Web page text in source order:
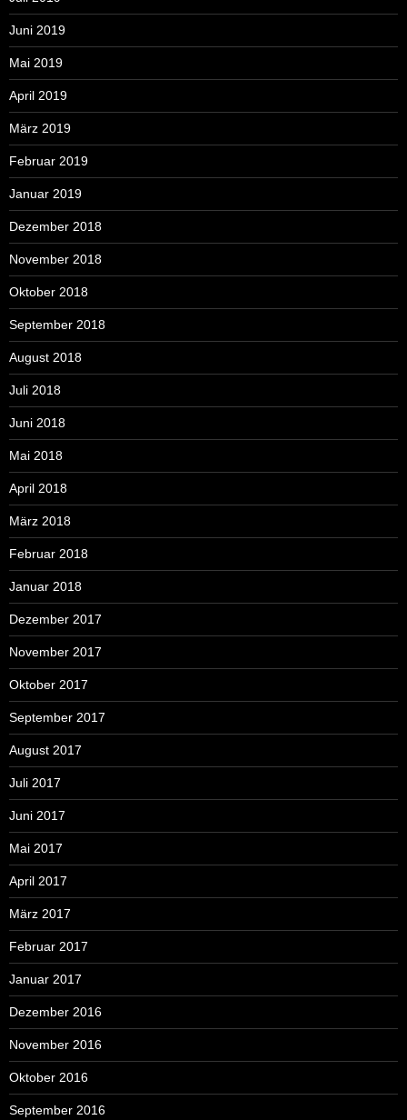
Juni 2019
Mai 2019
April 2019
März 2019
Februar 2019
Januar 2019
Dezember 2018
November 2018
Oktober 2018
September 2018
August 2018
Juli 2018
Juni 2018
Mai 2018
April 2018
März 2018
Februar 2018
Januar 2018
Dezember 2017
November 2017
Oktober 2017
September 2017
August 2017
Juli 2017
Juni 2017
Mai 2017
April 2017
März 2017
Februar 2017
Januar 2017
Dezember 2016
November 2016
Oktober 2016
September 2016